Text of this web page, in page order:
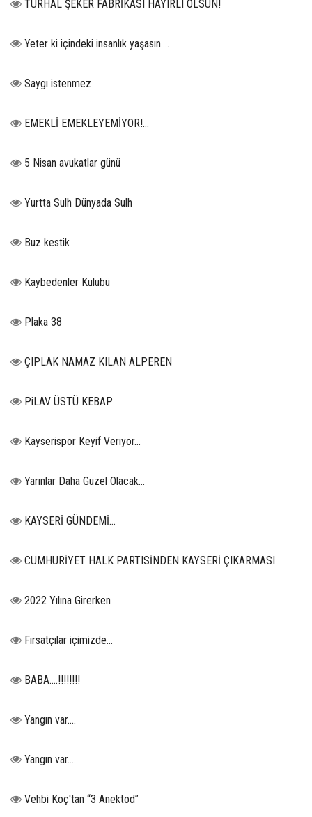
TURHAL ŞEKER FABRİKASI HAYIRLI OLSUN!
Yeter ki içindeki insanlık yaşasın….
Saygı istenmez
EMEKLİ EMEKLEYEMİYOR!...
5 Nisan avukatlar günü
Yurtta Sulh Dünyada Sulh
Buz kestik
Kaybedenler Kulubü
Plaka 38
ÇIPLAK NAMAZ KILAN ALPEREN
PiLAV ÜSTÜ KEBAP
Kayserispor Keyif Veriyor...
Yarınlar Daha Güzel Olacak...
KAYSERİ GÜNDEMİ…
CUMHURİYET HALK PARTISİNDEN KAYSERİ ÇIKARMASI
2022 Yılına Girerken
Fırsatçılar içimizde…
BABA....!!!!!!!!
Yangın var….
Yangın var….
Vehbi Koç'tan “3 Anektod”